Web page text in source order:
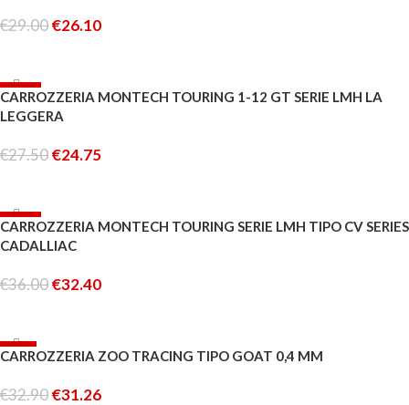
€29.00€26.10
-10%
CARROZZERIA MONTECH TOURING 1-12 GT SERIE LMH LA
LEGGERA
€27.50€24.75
-10%
ESAURITO
CARROZZERIA MONTECH TOURING SERIE LMH TIPO CV SERIES
CADALLIAC
€36.00€32.40
-5%
CARROZZERIA ZOO TRACING TIPO GOAT 0,4 MM
€32.90€31.26